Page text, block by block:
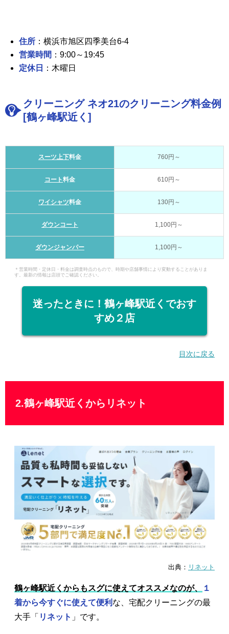
住所 ：横浜市旭区四季美台6-4
営業時間 ：9:00～19:45
定休日
：木曜日
クリーニング ネオ21のクリーニング料金例
[鶴ヶ峰駅近く]
スーツ上下料金 760円～
コート料金 610円～
ワイシャツ料金 130円～
ダウンコート 1,100円～
ダウンジャンパー 1,100円～
＊営業時間・定休日・料金は調査時点のもので、時期や店舗事情により変動することがありま
す。最新の情報は店頭でご確認ください。
迷ったときに！鶴ヶ峰駅近くでおす
すめ２店
目次に戻る
2.鶴ヶ峰駅近くからリネット
出典： リネット
鶴ヶ峰駅近くからもスグに使えてオススメなのが、
１
着から今すぐに使えて便利 な、宅配クリーニングの最
大手「 リネット 」です。